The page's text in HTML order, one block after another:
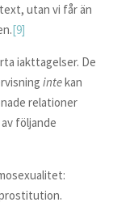
utan vi får än
[9]
iakttagelser. De
intekan
relationer
följande